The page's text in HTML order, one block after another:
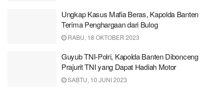
Ungkap Kasus Mafia Beras, Kapolda Banten
Terima Penghargaan dari Bulog
RABU, 18 OKTOBER 2023
Guyub TNI-Polri, Kapolda Banten Dibonceng
Prajurit TNI yang Dapat Hadiah Motor
SABTU, 10 JUNI 2023